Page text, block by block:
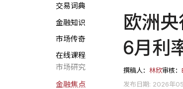
交易词典
金融知识
市场传奇
在线课程
市场研究
金融焦点
欧洲
6月利
撰稿人：林欣审核：
发布日期: 2026年